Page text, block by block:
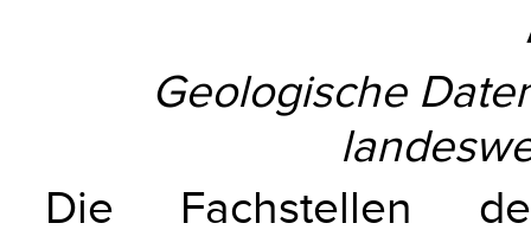
Geologische
Die Fachstellen